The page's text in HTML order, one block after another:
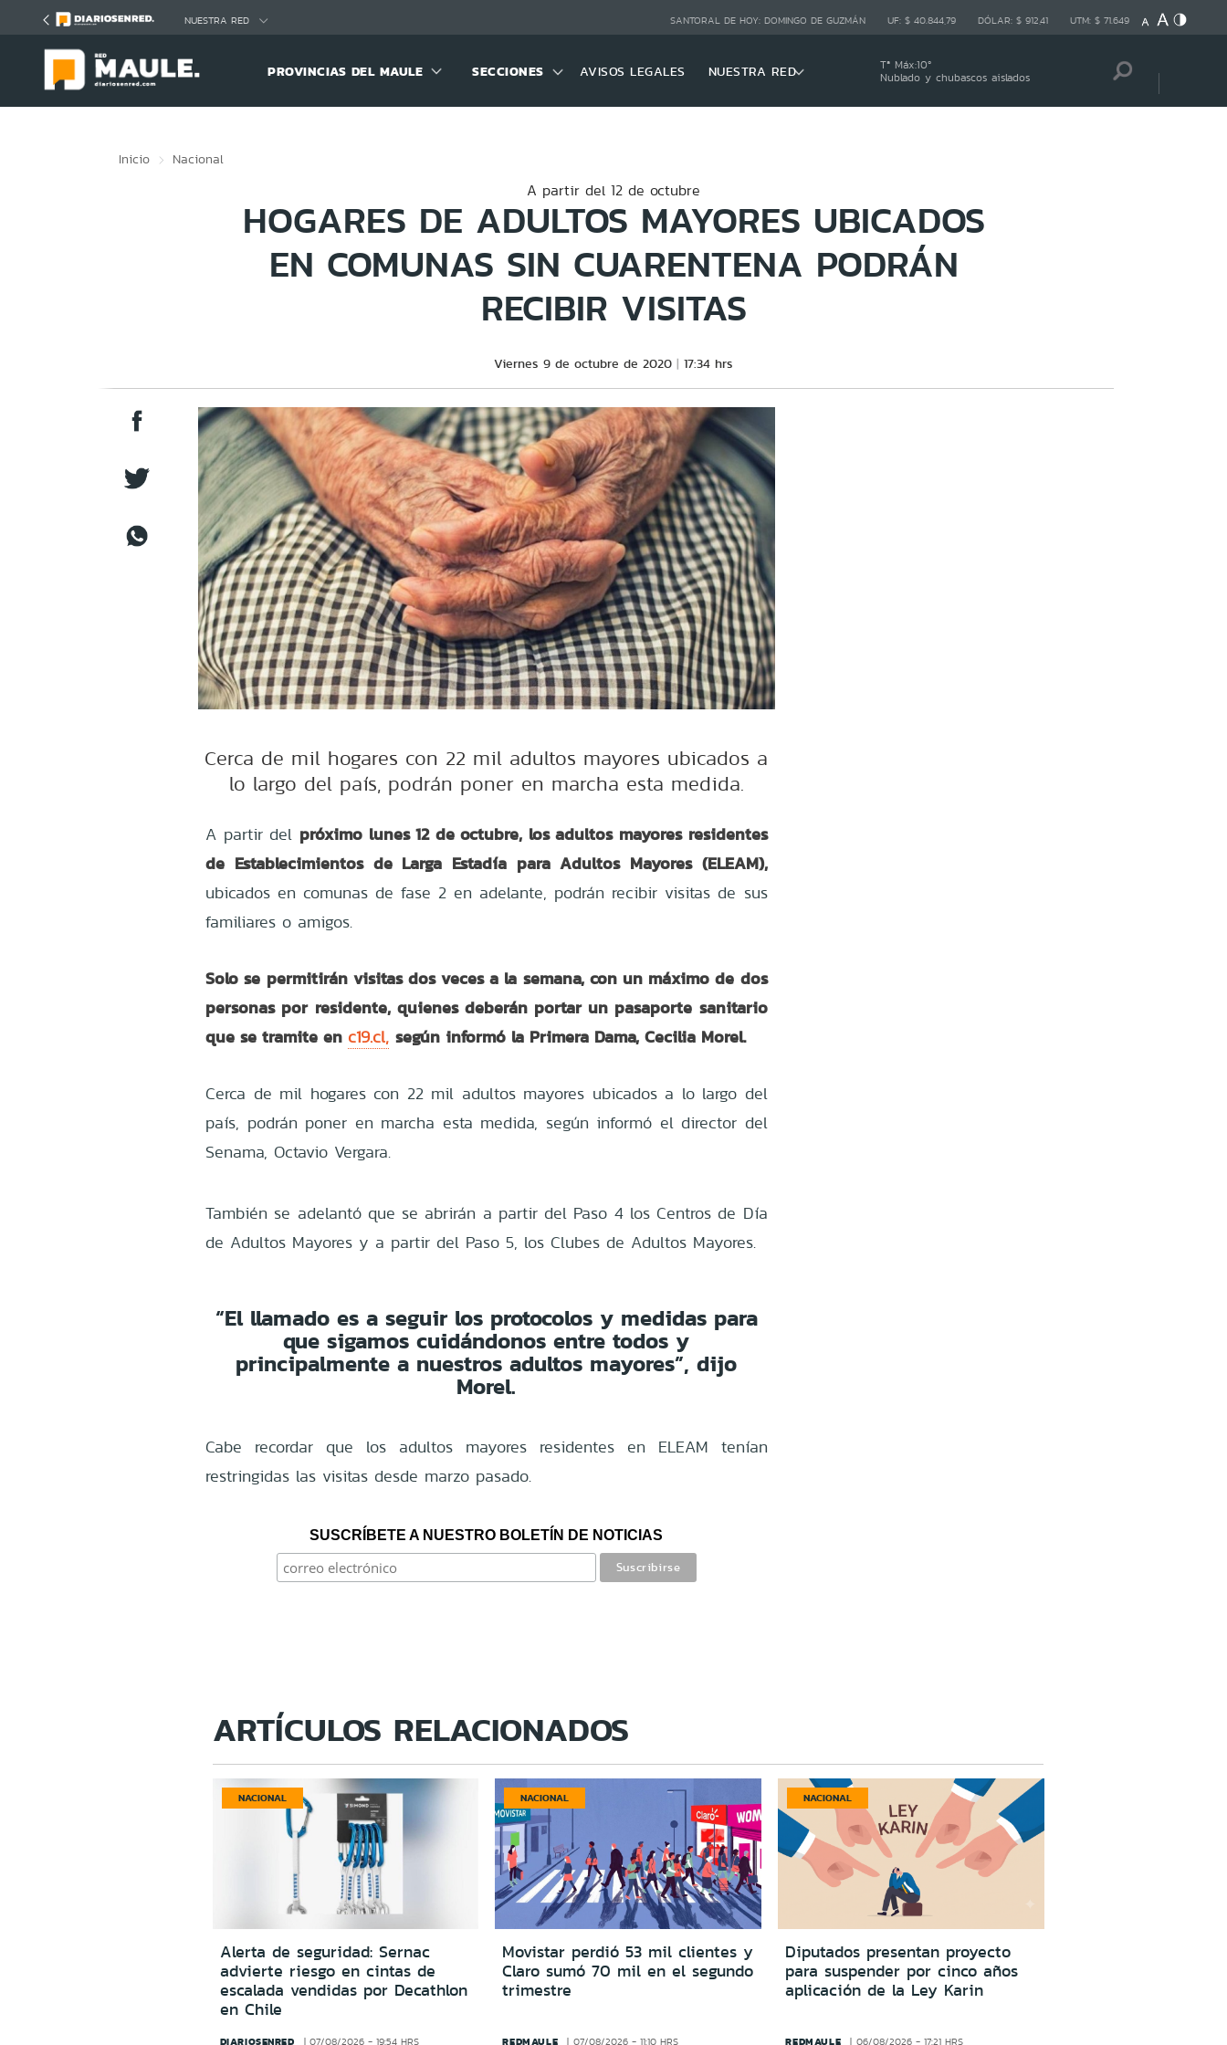
NUESTRA RED SANTORAL DE HOY: DOMINGO DE GUZMÁN UF: $ 40.844,79 DÓLAR: $ 912,41 UTM: $ 71.649
PROVINCIAS DEL MAULE SECCIONES AVISOS LEGALES NUESTRA RED Tª Máx:10º
Nublado y chubascos aislados
Inicio Nacional
A partir del 12 de octubre
HOGARES DE ADULTOS MAYORES UBICADOS
EN COMUNAS SIN CUARENTENA PODRÁN
RECIBIR VISITAS
Viernes 9 de octubre de 2020 17:34 hrs
Cerca de mil hogares con 22 mil adultos mayores ubicados a
lo largo del país, podrán poner en marcha esta medida.
A partir del próximo lunes 12 de octubre, los adultos mayores residentes
de Establecimientos de Larga Estadía para Adultos Mayores (ELEAM),
ubicados en comunas de fase 2 en adelante, podrán recibir visitas de sus
familiares o amigos.
Solo se permitirán visitas dos veces a la semana, con un máximo de dos
personas por residente, quienes deberán portar un pasaporte sanitario
que se tramite en c19.cl, según informó la Primera Dama, Cecilia Morel.
Cerca de mil hogares con 22 mil adultos mayores ubicados a lo largo del
país, podrán poner en marcha esta medida, según informó el director del
Senama, Octavio Vergara.
También se adelantó que se abrirán a partir del Paso 4 los Centros de Día
de Adultos Mayores y a partir del Paso 5, los Clubes de Adultos Mayores.
“El llamado es a seguir los protocolos y medidas para
que sigamos cuidándonos entre todos y
principalmente a nuestros adultos mayores”, dijo
Morel.
Cabe recordar que los adultos mayores residentes en ELEAM tenían
restringidas las visitas desde marzo pasado.
SUSCRÍBETE A NUESTRO BOLETÍN DE NOTICIAS
ARTÍCULOS RELACIONADOS
NACIONAL
Alerta de seguridad: Sernac
advierte riesgo en cintas de
escalada vendidas por Decathlon
en Chile
DIARIOSENRED 07/08/2026 - 19:54 HRS
NACIONAL
Movistar perdió 53 mil clientes y
Claro sumó 70 mil en el segundo
trimestre
REDMAULE 07/08/2026 - 11:10 HRS
NACIONAL
Diputados presentan proyecto
para suspender por cinco años
aplicación de la Ley Karin
REDMAULE 06/08/2026 - 17:21 HRS